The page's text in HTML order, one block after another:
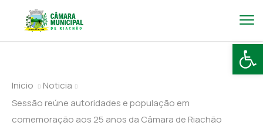
Inicio
Noticia
Sessão reúne autoridades e população em
comemoração aos 25 anos da Câmara de Riachão